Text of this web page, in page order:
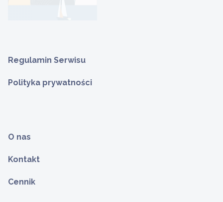
Regulamin Serwisu
Polityka prywatności
O nas
Kontakt
Cennik